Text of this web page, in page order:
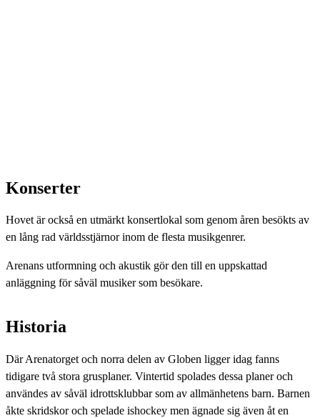
Konserter
Hovet är också en utmärkt konsertlokal som genom åren besökts av
en lång rad världsstjärnor inom de flesta musikgenrer.
Arenans utformning och akustik gör den till en uppskattad
anläggning för såväl musiker som besökare.
Historia
Där Arenatorget och norra delen av Globen ligger idag fanns
tidigare två stora grusplaner. Vintertid spolades dessa planer och
användes av såväl idrottsklubbar som av allmänhetens barn. Barnen
åkte skridskor och spelade ishockey men ägnade sig även åt en